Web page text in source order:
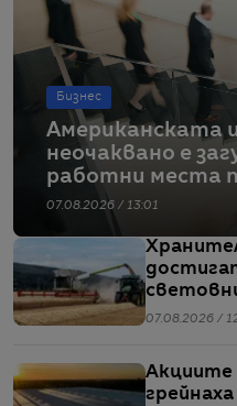
Бизнес
Американската
неочаквано е
работни места
07.08.2026 / 13:01
години
07.08.2026 /
Акциите